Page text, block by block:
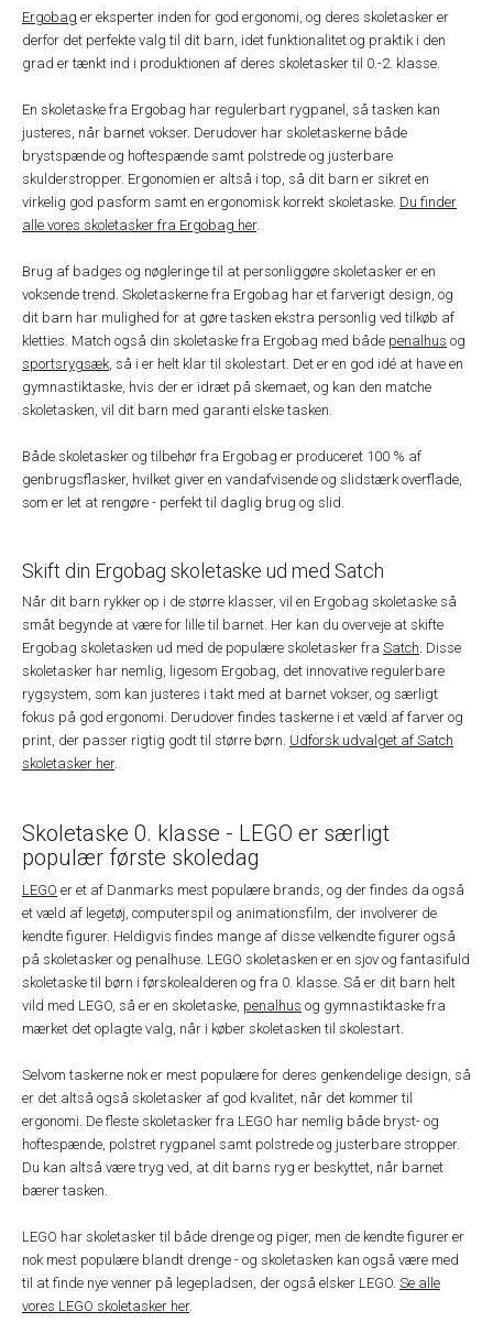
Ergobag er eksperter inden for god ergonomi, og deres skoletasker er
derfor det perfekte valg til dit barn, idet funktionalitet og praktik i den
grad er tænkt ind i produktionen af deres skoletasker til 0.-2. klasse.
En skoletaske fra Ergobag har regulerbart rygpanel, så tasken kan
justeres, når barnet vokser. Derudover har skoletaskerne både
brystspænde og hoftespænde samt polstrede og justerbare
skulderstropper. Ergonomien er altså i top, så dit barn er sikret en
virkelig god pasform samt en ergonomisk korrekt skoletaske. Du finder
alle vores skoletasker fra Ergobag her.
Brug af badges og nøgleringe til at personliggøre skoletasker er en
voksende trend. Skoletaskerne fra Ergobag har et farverigt design, og
dit barn har mulighed for at gøre tasken ekstra personlig ved tilkøb af
kletties. Match også din skoletaske fra Ergobag med både penalhus og
sportsrygsæk, så i er helt klar til skolestart. Det er en god idé at have en
gymnastiktaske, hvis der er idræt på skemaet, og kan den matche
skoletasken, vil dit barn med garanti elske tasken.
Både skoletasker og tilbehør fra Ergobag er produceret 100 % af
genbrugsflasker, hvilket giver en vandafvisende og slidstærk overflade,
som er let at rengøre - perfekt til daglig brug og slid.
Skift din Ergobag skoletaske ud med Satch
Når dit barn rykker op i de større klasser, vil en Ergobag skoletaske så
småt begynde at være for lille til barnet. Her kan du overveje at skifte
Ergobag skoletasken ud med de populære skoletasker fra Satch. Disse
skoletasker har nemlig, ligesom Ergobag, det innovative regulerbare
rygsystem, som kan justeres i takt med at barnet vokser, og særligt
fokus på god ergonomi. Derudover findes taskerne i et væld af farver og
print, der passer rigtig godt til større børn. Udforsk udvalget af Satch
skoletasker her.
Skoletaske 0. klasse - LEGO er særligt
populær første skoledag
LEGO er et af Danmarks mest populære brands, og der findes da også
et væld af legetøj, computerspil og animationsfilm, der involverer de
kendte figurer. Heldigvis findes mange af disse velkendte figurer også
på skoletasker og penalhuse. LEGO skoletasken er en sjov og fantasifuld
skoletaske til børn i førskolealderen og fra 0. klasse. Så er dit barn helt
vild med LEGO, så er en skoletaske, penalhus og gymnastiktaske fra
mærket det oplagte valg, når i køber skoletasken til skolestart.
Selvom taskerne nok er mest populære for deres genkendelige design, så
er det altså også skoletasker af god kvalitet, når det kommer til
ergonomi. De fleste skoletasker fra LEGO har nemlig både bryst- og
hoftespænde, polstret rygpanel samt polstrede og justerbare stropper.
Du kan altså være tryg ved, at dit barns ryg er beskyttet, når barnet
bærer tasken.
LEGO har skoletasker til både drenge og piger, men de kendte figurer er
nok mest populære blandt drenge - og skoletasken kan også være med
til at finde nye venner på legepladsen, der også elsker LEGO. Se alle
vores LEGO skoletasker her.